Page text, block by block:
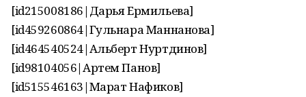
[id215008186|Дарья Ермильева]
[id459260864|Гульнара Маннанова]
[id464540524|Альберт Нуртдинов]
[id98104056|Артем Панов]
[id515546163|Марат Нафиков]